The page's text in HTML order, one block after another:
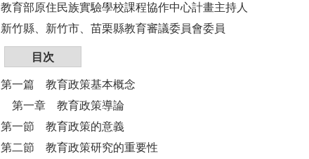
教育部原住民族實驗學校課程協作中心計畫主持人
新竹縣、新竹市、苗栗縣教育審議委員會委員
目次
第一篇 教育政策基本概念
第一章 教育政策導論
第一節 教育政策的意義
第二節 教育政策研究的重要性